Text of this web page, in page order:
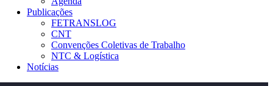
Publicações
FETRANSLOG
CNT
Convenções Coletivas de Trabalho
NTC & Logística
Notícias